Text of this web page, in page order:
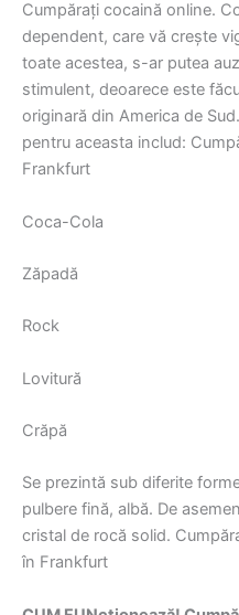
Cumpărați cocaină online.
dependent, care vă crește
toate acestea, s-ar putea
stimulent, deoarece este
originară din America de
pentru aceasta includ:
Frankfurt
Coca-Cola
Zăpadă
Rock
Lovitură
Crăpă
Se prezintă sub diferite
pulbere fină, albă. De
cristal de rocă solid.
în Frankfurt